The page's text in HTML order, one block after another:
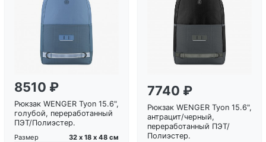
Загрузка...
8510 ₽
Рюкзак WENGER Tyon 15.6",
голубой, переработанный
ПЭТ/Полиэстер.
Размер
32 х 18 х 48 см
Загрузка...
7740 ₽
Рюкзак WENGER Tyon 15.6",
антрацит/черный,
переработанный ПЭТ/
Полиэстер.